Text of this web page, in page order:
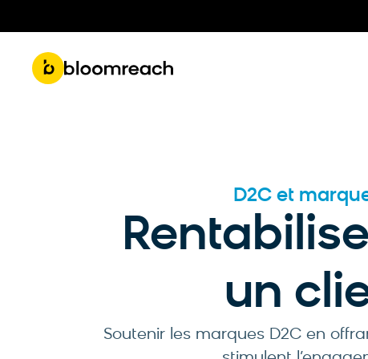
D2C et
un
Soutenir les marques D2C en